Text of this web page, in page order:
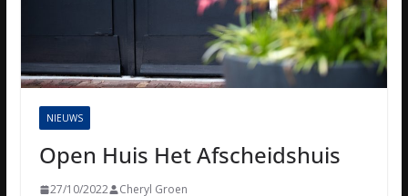
NIEUWS
Open Huis Het Afscheidshuis
27/10/2022 Cheryl Groen